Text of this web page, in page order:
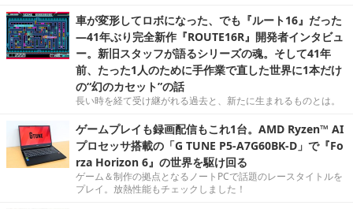
車が変形してロボになった、でも『ルート16』だった
―41年ぶり完全新作『ROUTE16R』開発者インタビュ
ー。新旧スタッフが語るシリーズの魂。そして41年
前、たった1人のために手作業で直した世界に1本だけ
の“幻のカセット”の話
長い時を経て受け継がれる過去と、新たに生まれるものとは。
ゲームプレイも録画配信もこれ1台。AMD Ryzen™ AI
プロセッサ搭載の「G TUNE P5-A7G60BK-D」で『Fo
rza Horizon 6』の世界を駆け回る
ゲーム＆制作の拠点となるノートPCで話題のレースタイトルを
プレイ。放熱性能もチェックしました！